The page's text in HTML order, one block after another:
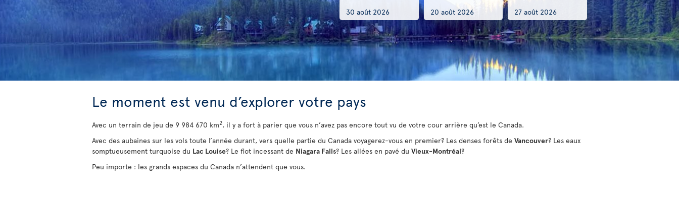
30 août 2026 20 août 2026 27 août 2026
Le moment est venu d’explorer votre pays
Avec un terrain de jeu de 9 984 670 km2, il y a fort à parier que vous n’avez pas encore tout vu de votre cour arrière qu’est le Canada.
Avec des aubaines sur les vols toute l’année durant, vers quelle partie du Canada voyagerez-vous en premier? Les denses forêts de Vancouver? Les eaux
somptueusement turquoise du Lac Louise? Le flot incessant de Niagara Falls? Les allées en pavé du Vieux-Montréal?
Peu importe : les grands espaces du Canada n’attendent que vous.